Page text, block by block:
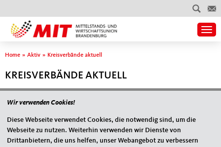
Sie sind hier
Home » Aktiv » Kreisverbände aktuell
KREISVERBÄNDE AKTUELL
Fußbereich
ANSCHRIFT
MIT Mittelstands- und Wirtschaftsunion Brandenburg
Wir verwenden Cookies!
Diese Webseite verwendet Cookies, die notwendig sind, um die
Webseite zu nutzen. Weiterhin verwenden wir Dienste von
Drittanbietern, die uns helfen, unser Webangebot zu verbessern